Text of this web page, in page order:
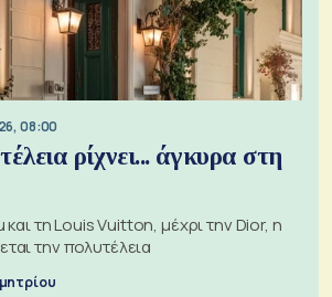
08:00
ρίχνει... άγκυρα στη
τη Louis Vuitton, μέχρι την Dior, η
την πολυτέλεια